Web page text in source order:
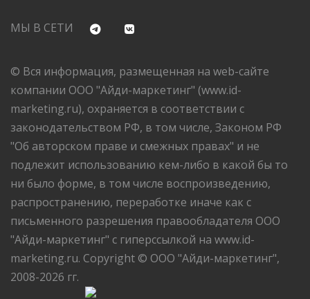
МЫ В СЕТИ
© Вся информация, размещенная на web-сайте
компании ООО "Айди-маркетинг" (www.id-
marketing.ru), охраняется в соответствии с
законодательством РФ, в том числе, Законом РФ
"Об авторском праве и смежных правах" и не
подлежит использованию кем-либо в какой бы то
ни было форме, в том числе воспроизведению,
распространению, переработке иначе как с
письменного разрешения правообладателя ООО
"Айди-маркетинг" с гиперссылкой на www.id-
marketing.ru. Copyright © ООО "Айди-маркетинг",
2008-2026 гг.